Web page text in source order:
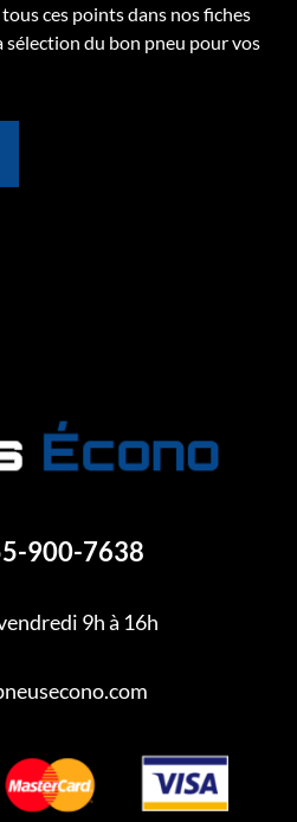
ces points dans nos fiches
du bon pneu pour vos
900-7638
9h à 16h